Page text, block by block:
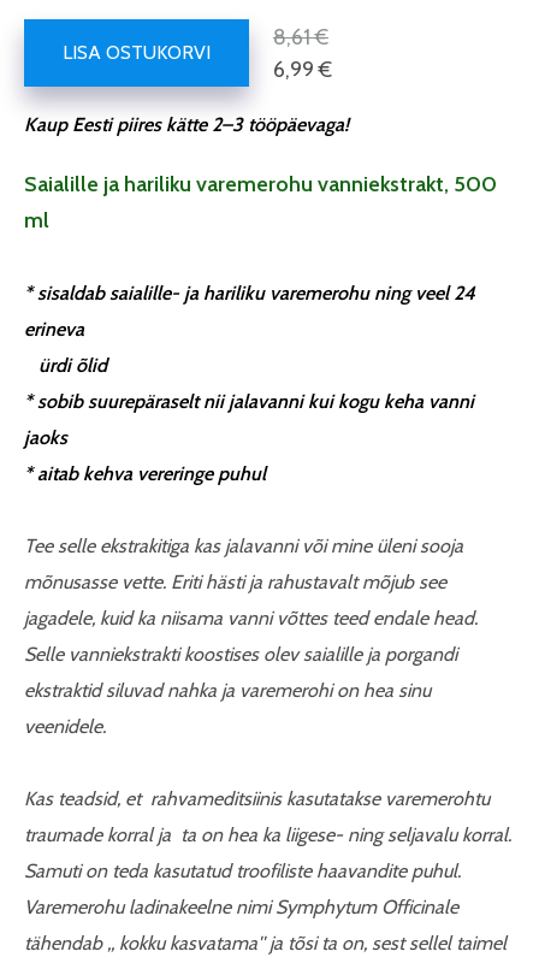
LISA OSTUKORVI
8,61 €
6,99 €
Kaup Eesti piires kätte 2–3 tööpäevaga!
Saialille ja hariliku varemerohu vanniekstrakt, 500
ml
*sisaldab saialille- ja hariliku varemerohu ning veel 24
erineva
ürdi õlid
*sobib suurepäraselt nii jalavanni kui kogu keha vanni
jaoks
*aitab kehva vereringe puhul
Tee selle ekstrakitiga kas jalavanni või mine üleni sooja
mõnusasse vette. Eriti hästi ja rahustavalt mõjub see
jagadele, kuid ka niisama vanni võttes teed endale head.
Selle vanniekstrakti koostises olev saialille ja porgandi
ekstraktid siluvad nahka ja varemerohi on hea sinu
veenidele.
Kas teadsid, et rahvameditsiinis kasutatakse varemerohtu
traumade korral ja ta on hea ka liigese- ning seljavalu korral.
Samuti on teda kasutatud troofiliste haavandite puhul.
Varemerohu ladinakeelne nimi Symphytum Officinale
tähendab ,, kokku kasvatama'' ja tõsi ta on, sest sellel taimel